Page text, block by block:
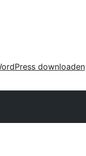
downloaden